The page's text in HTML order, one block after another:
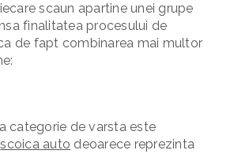
scaun apartine unei grupe
finalitatea procesului de
de fapt combinarea mai multor
categorie de varsta este
scoica auto deoarece reprezinta